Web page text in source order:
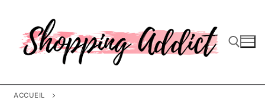
contenu
ACCUEIL